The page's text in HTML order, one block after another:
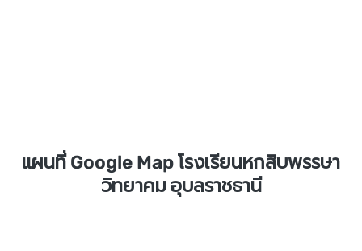
แผนที่ Google Map โรงเรียนหกสิบพรรษา
วิทยาคม อุบลราชธานี